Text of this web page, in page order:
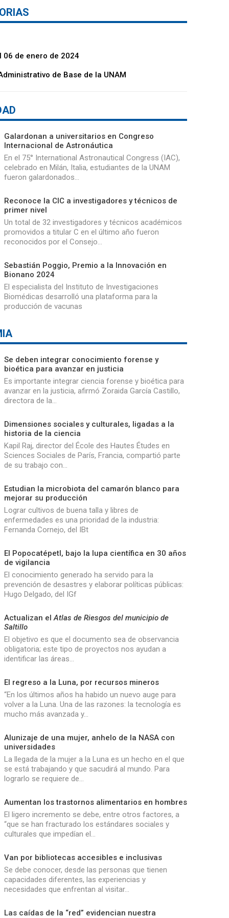
06 de enero de 2024
de Base de la UNAM
Galardonan a universitarios en Congreso
Internacional de Astronáutica
En el 75° International Astronautical Congress (IAC),
celebrado en Milán, Italia, estudiantes de la UNAM
fueron galardonados…
Reconoce la CIC a investigadores y técnicos de
primer nivel
Un total de 32 investigadores y técnicos académicos
promovidos a titular C en el último año fueron
reconocidos por el Consejo…
Sebastián Poggio, Premio a la Innovación en
Bionano 2024
El especialista del Instituto de Investigaciones
Biomédicas desarrolló una plataforma para la
producción de vacunas
Se deben integrar conocimiento forense y
bioética para avanzar en justicia
Es importante integrar ciencia forense y bioética para
avanzar en la justicia, afirmó Zoraida García Castillo,
directora de la…
Dimensiones sociales y culturales, ligadas a la
historia de la ciencia
Kapil Raj, director del École des Hautes Études en
Sciences Sociales de París, Francia, compartió parte
de su trabajo con…
Estudian la microbiota del camarón blanco para
mejorar su producción
Lograr cultivos de buena talla y libres de
enfermedades es una prioridad de la industria:
Fernanda Cornejo, del IBt
El Popocatépetl, bajo la lupa científica en 30 años
de vigilancia
El conocimiento generado ha servido para la
prevención de desastres y elaborar políticas públicas:
Hugo Delgado, del IGf
Actualizan elAtlas de Riesgos del municipio de
Saltillo
El objetivo es que el documento sea de observancia
obligatoria; este tipo de proyectos nos ayudan a
identificar las áreas…
El regreso a la Luna, por recursos mineros
“En los últimos años ha habido un nuevo auge para
volver a la Luna. Una de las razones: la tecnología es
mucho más avanzada y…
Alunizaje de una mujer, anhelo de la NASA con
universidades
La llegada de la mujer a la Luna es un hecho en el que
se está trabajando y que sacudirá al mundo. Para
lograrlo se requiere de…
Aumentan los trastornos alimentarios en hombres
El ligero incremento se debe, entre otros factores, a
“que se han fracturado los estándares sociales y
culturales que impedían el…
Van por bibliotecas accesibles e inclusivas
Se debe conocer, desde las personas que tienen
capacidades diferentes, las experiencias y
necesidades que enfrentan al visitar…
Las caídas de la “red” evidencian nuestra